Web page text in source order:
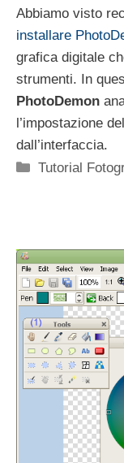
Abbiamo visto
installare
grafica digitale
strumenti. In
PhotoDemon
l’impostazione
dall’interfaccia.
Categorie
Tutorial